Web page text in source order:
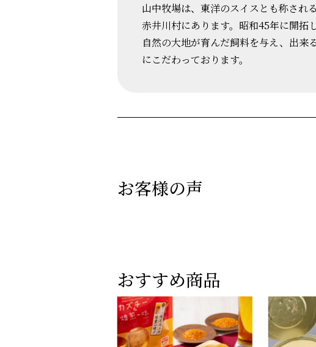
山中牧場は、東洋のスイスとも称され
赤井川村にあります。昭和45年に開拓
自然の大地が育んだ飼料を与え、出来
にこだわっております。
お客様の声
おすすめ商品